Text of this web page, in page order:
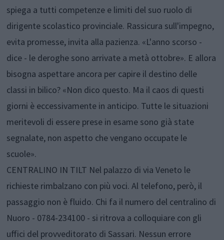
spiega a tutti competenze e limiti del suo ruolo di
dirigente scolastico provinciale. Rassicura sull'impegno,
evita promesse, invita alla pazienza. «L'anno scorso -
dice - le deroghe sono arrivate a metà ottobre». E allora
bisogna aspettare ancora per capire il destino delle
classi in bilico? «Non dico questo. Ma il caos di questi
giorni è eccessivamente in anticipo. Tutte le situazioni
meritevoli di essere prese in esame sono già state
segnalate, non aspetto che vengano occupate le
scuole».
CENTRALINO IN TILT Nel palazzo di via Veneto le
richieste rimbalzano con più voci. Al telefono, però, il
passaggio non è fluido. Chi fa il numero del centralino di
Nuoro - 0784-234100 - si ritrova a colloquiare con gli
uffici del provveditorato di Sassari. Nessun errore